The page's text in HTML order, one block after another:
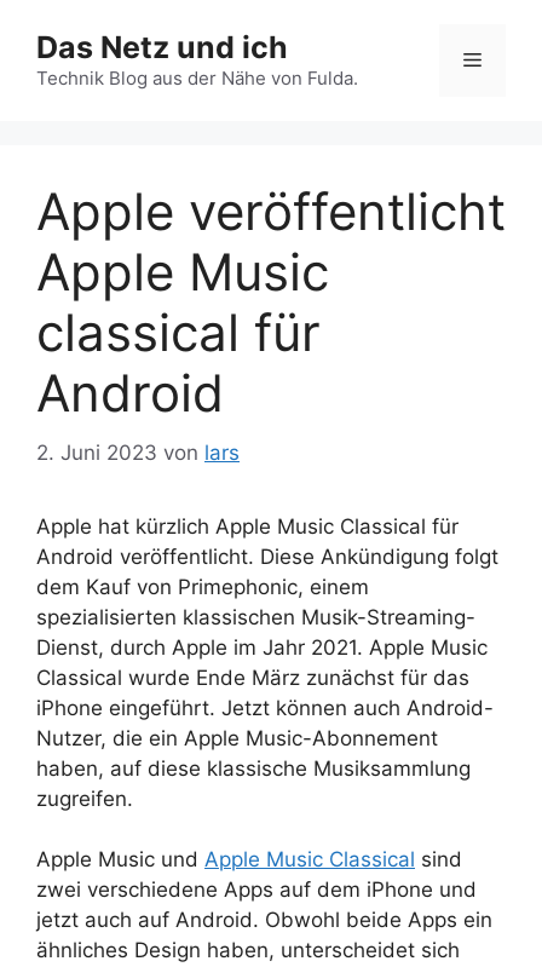
Inhalt
springen
Das Netz und ich
Technik Blog aus der Nähe von Fulda.
Menü
Apple veröffentlicht
Apple Music
classical für
Android
2. Juni 2023 von lars
Apple hat kürzlich Apple Music Classical für
Android veröffentlicht. Diese Ankündigung folgt
dem Kauf von Primephonic, einem
spezialisierten klassischen Musik-Streaming-
Dienst, durch Apple im Jahr 2021. Apple Music
Classical wurde Ende März zunächst für das
iPhone eingeführt. Jetzt können auch Android-
Nutzer, die ein Apple Music-Abonnement
haben, auf diese klassische Musiksammlung
zugreifen.
Apple Music und Apple Music Classical sind
zwei verschiedene Apps auf dem iPhone und
jetzt auch auf Android. Obwohl beide Apps ein
ähnliches Design haben, unterscheidet sich